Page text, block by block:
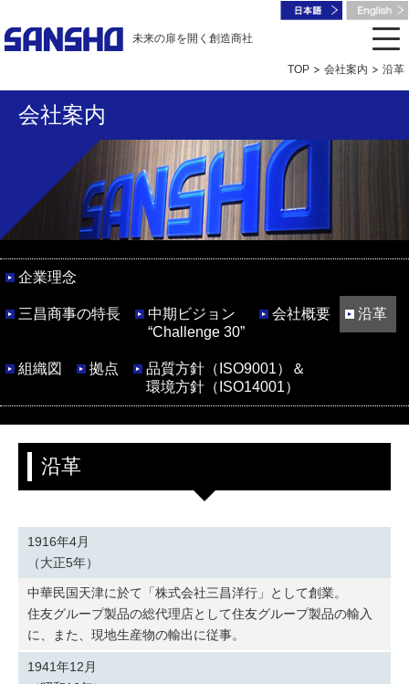
未来の扉を開く創造商社
TOP 会社案内 沿革
会社案内
沿革
1916年4月
（大正5年）
中華民国天津に於て「株式会社三昌洋行」として創業。
住友グループ製品の総代理店として住友グループ製品の輸入
に、また、現地生産物の輸出に従事。
1941年12月
企業理念
三昌商事の特長
中期ビジョン
“Challenge 30”
会社概要 沿革
組織図 拠点
品質方針（ISO9001）＆
環境方針（ISO14001）